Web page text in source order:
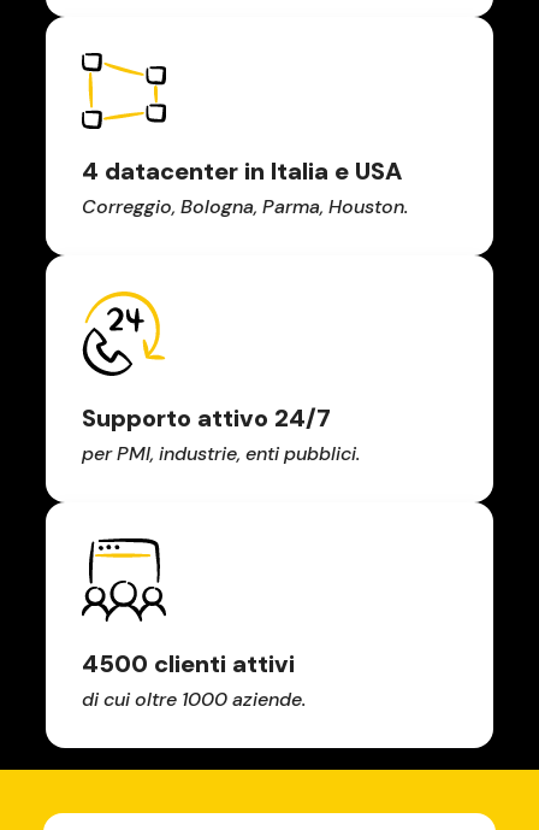
4 datacenter in Italia e USA
Correggio, Bologna, Parma, Houston.
Supporto attivo 24/7
per PMI, industrie, enti pubblici.
4500 clienti attivi
di cui oltre 1000 aziende.